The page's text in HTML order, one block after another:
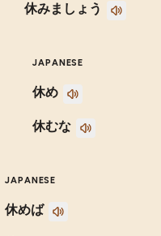
休みましょう
JAPANESE
休め
休むな
JAPANESE
休めば